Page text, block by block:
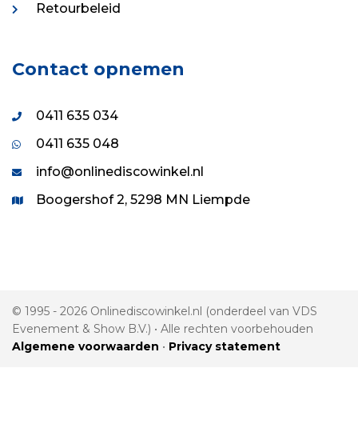
Retourbeleid
Contact opnemen
0411 635 034
0411 635 048
info@onlinediscowinkel.nl
Boogershof 2, 5298 MN Liempde
© 1995 - 2026 Onlinediscowinkel.nl (onderdeel van VDS
Evenement & Show B.V.) • Alle rechten voorbehouden
Algemene voorwaarden • Privacy statement